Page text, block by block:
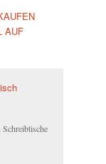
AUF